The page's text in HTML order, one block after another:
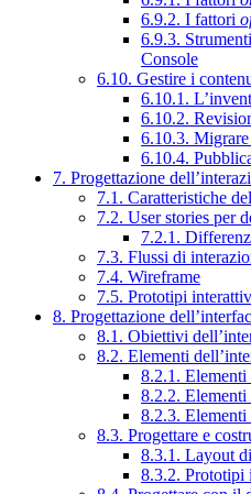
6.9.2. I fattori
6.9.3.
Console
6.10. Gestire i
6.10.1.
6.10.2.
6.10.3.
6.10.4.
7. Progettazione
7.1. Caratteristiche
7.2. User stories per
7.2.1.
7.3. Flussi di
7.4. Wireframe
7.5. Prototipi
8. Progettazione
8.1. Obiettivi
8.2. Elementi
8.2.1.
8.2.2.
8.2.3.
8.3. Progettare e
8.3.1. Layout
8.3.2. Prototipi